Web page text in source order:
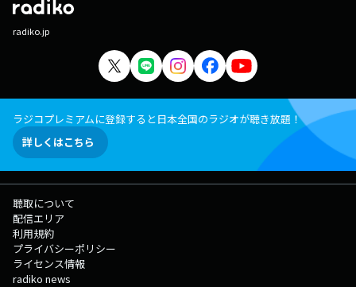
radiko.jp
ラジコプレミアムに登録すると日本全国のラジオが聴き放題！
詳しくはこちら
聴取について
配信エリア
利用規約
プライバシーポリシー
ライセンス情報
radiko news